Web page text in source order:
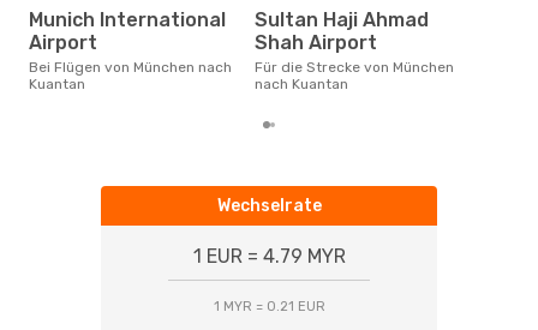
Munich International
Airport
Bei Flügen von München nach
Kuantan
Sultan Haji Ahmad
Shah Airport
Für die Strecke von München
nach Kuantan
Wechselrate
1 EUR = 4.79 MYR
1 MYR = 0.21 EUR